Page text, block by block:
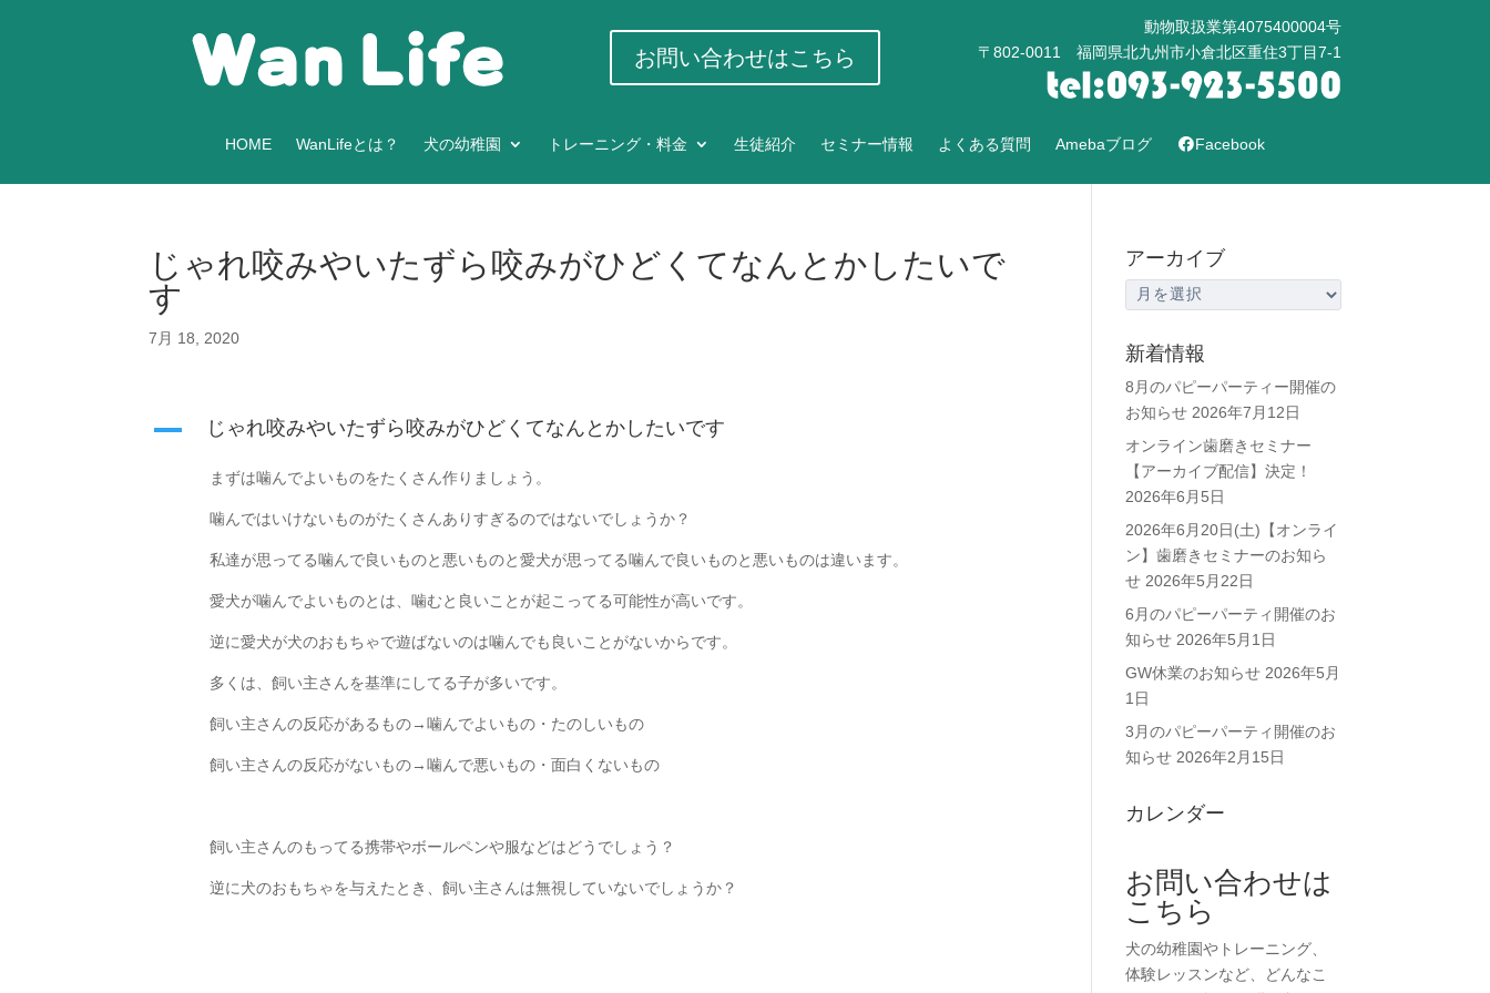
お問い合わせはこちら
動物取扱業第4075400004号
〒802-0011 福岡県北九州市小倉北区重住3丁目7-1
HOME WanLifeとは？ 犬の幼稚園 トレーニング・料金 生徒紹介 セミナー情報 よくある質問 Amebaブログ Facebook
じゃれ咬みやいたずら咬みがひどくてなんとかしたいで
す
7月 18, 2020
A じゃれ咬みやいたずら咬みがひどくてなんとかしたいです
まずは噛んでよいものをたくさん作りましょう。
噛んではいけないものがたくさんありすぎるのではないでしょうか？
私達が思ってる噛んで良いものと悪いものと愛犬が思ってる噛んで良いものと悪いものは違います。
愛犬が噛んでよいものとは、噛むと良いことが起こってる可能性が高いです。
逆に愛犬が犬のおもちゃで遊ばないのは噛んでも良いことがないからです。
多くは、飼い主さんを基準にしてる子が多いです。
飼い主さんの反応があるもの→噛んでよいもの・たのしいもの
飼い主さんの反応がないもの→噛んで悪いもの・面白くないもの
飼い主さんのもってる携帯やボールペンや服などはどうでしょう？
逆に犬のおもちゃを与えたとき、飼い主さんは無視していないでしょうか？
アーカイブ
ア
ー
カ
イ
ブ
新着情報
8月のパピーパーティー開催の
お知らせ 2026年7月12日
オンライン歯磨きセミナー
【アーカイブ配信】決定！
2026年6月5日
2026年6月20日(土)【オンライ
ン】歯磨きセミナーのお知ら
せ 2026年5月22日
6月のパピーパーティ開催のお
知らせ 2026年5月1日
GW休業のお知らせ 2026年5月
1日
3月のパピーパーティ開催のお
知らせ 2026年2月15日
カレンダー
お問い合わせは
こちら
犬の幼稚園やトレーニング、
体験レッスンなど、どんなこ